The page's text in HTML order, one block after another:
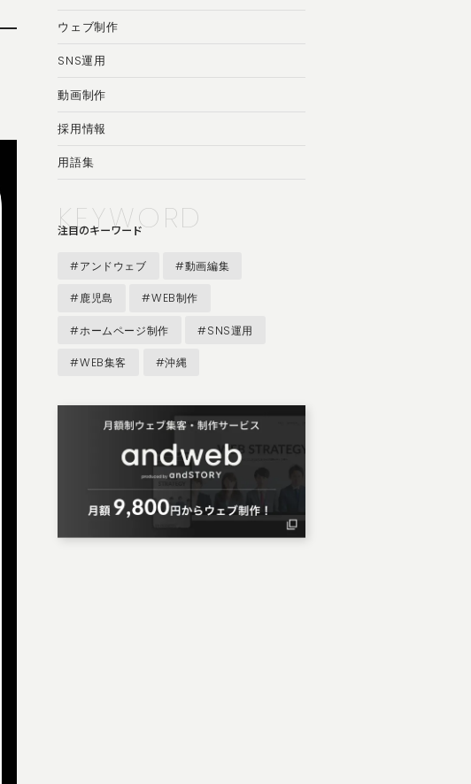
ウェブ制作
SNS運用
動画制作
採用情報
用語集
KEYWORD
注目のキーワード
#アンドウェブ #動画編集
#鹿児島 #WEB制作
#ホームページ制作 #SNS運用
#WEB集客 #沖縄